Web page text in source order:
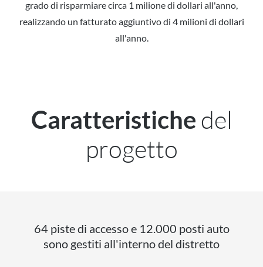
grado di risparmiare circa 1 milione di dollari all'anno,
realizzando un fatturato aggiuntivo di 4 milioni di dollari
all'anno.
Caratteristiche del
progetto
64 piste di accesso e 12.000 posti auto
sono gestiti all'interno del distretto